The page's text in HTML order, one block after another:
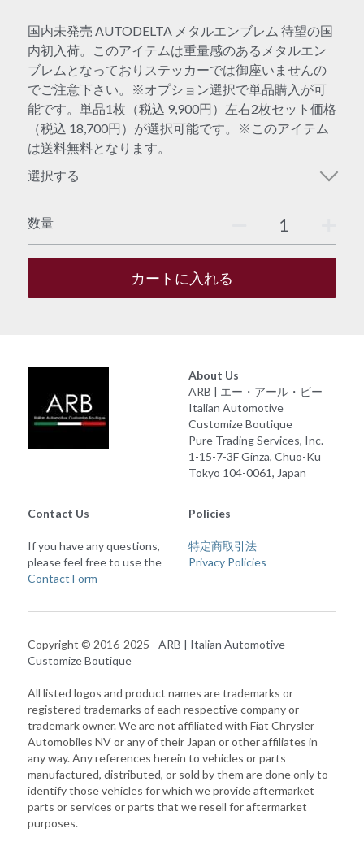
国内未発売 AUTODELTA メタルエンブレム 待望の国
内初入荷。このアイテムは重量感のあるメタルエン
ブレムとなっておりステッカーでは御座いませんの
でご注意下さい。※オプション選択で単品購入が可
能です。単品1枚（税込 9,900円）左右2枚セット価格
（税込 18,700円）が選択可能です。※このアイテム
は送料無料となります。
選択する
数量
カートに入れる
About Us
ARB | エー・アール・ビー
Italian Automotive
Customize Boutique
Pure Trading Services, Inc.
1-15-7-3F Ginza, Chuo-Ku
Tokyo 104-0061, Japan
Contact Us
If you have any questions,
Contact Form
Policies
特定商取引法
Privacy Policies
Copyright © 2016-2025 - ARB | Italian Automotive
Customize Boutique
All listed logos and product names are trademarks or
registered trademarks of each respective company or
trademark owner. We are not affiliated with Fiat Chrysler
Automobiles NV or any of their Japan or other affiliates in
any way. Any references herein to vehicles or parts
manufactured, distributed, or sold by them are done only to
identify those vehicles for which we provide aftermarket
parts or services or parts that we resell for aftermarket
purposes.